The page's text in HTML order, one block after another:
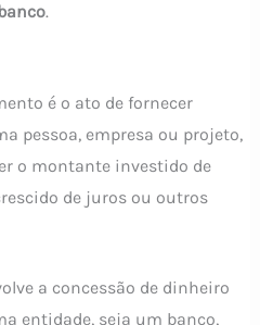
.
é o ato de fornecer
pessoa, empresa ou projeto,
o montante investido de
de juros ou outros
a concessão de dinheiro
entidade, seja um banco,